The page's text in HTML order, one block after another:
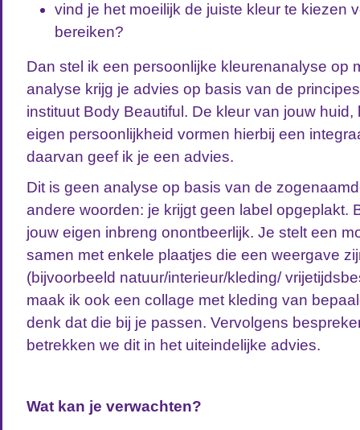
vind je het moeilijk de juiste kleur te kiezen
bereiken?
Dan stel ik een persoonlijke kleurenanalyse op
analyse krijg je advies op basis van de
instituut Body Beautiful. De kleur van jouw huid,
eigen persoonlijkheid vormen hierbij een
daarvan geef ik je een advies.
Dit is geen analyse op basis van de
andere woorden: je krijgt geen label opgeplakt.
jouw eigen inbreng onontbeerlijk. Je stelt een
samen met enkele plaatjes die een weergave
(bijvoorbeeld natuur/interieur/kleding/
maak ik ook een collage met kleding van
denk dat die bij je passen. Vervolgens
betrekken we dit in het uiteindelijke advies.
Wat kan je verwachten?